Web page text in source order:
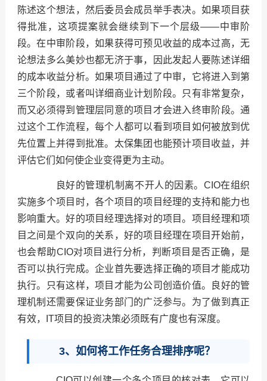
陈述这个想法，然后委员会成员举手表决。如果项目获
得批准，这项提案就会继续到下一个层级——中审阶
段。在中审阶段，如果获得可预见收益的成本过高，无
论想法多么美妙也都无济于事，因此发起人要陈述详细
的成本收益分析。如果项目通过了中审，它将进入到第
三个阶段，或者叫详细商业计划阶段。只有非常复杂，
而又必须得到管理层同意的项目才会进入终审阶段。通
过这个工作流程，每个人都可以看到项目如何被放到优
先位置上并得到批准。太保集团也能预计项目收益，并
评估它们如何使企业变得更为主动。
良好的管理机制离不开人的因素。CIO在组织
实施多个项目时，各个项目的项目经理的支持和能力也
影响重大。好的项目经理选择对的项目。项目经理和项
目之间是个双向的关系，好的项目经理在项目开始前，
也会帮助CIO对项目进行分析，判断项目是否正确，是
否可以执行完成。企业首先要选择正确的项目才能成功
执行。只有这样，项目才能为公司创造价值。良好的管
理机制还需要保证业务部门的广泛参与。为了做到真正
有效，IT项目的投资决策必须既有广度也有深度。
3、如何将工作任务合理排序呢？